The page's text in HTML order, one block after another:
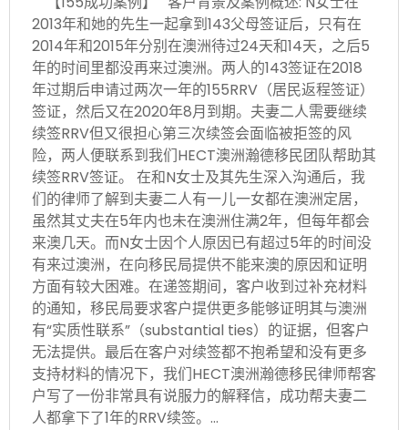
2013年和她的先生一起拿到143父母签证后，只有在
2014年和2015年分别在澳洲待过24天和14天，之后5
年的时间里都没再来过澳洲。两人的143签证在2018
年过期后申请过两次一年的155RRV（居民返程签证）
签证，然后又在2020年8月到期。夫妻二人需要继续
续签RRV但又很担心第三次续签会面临被拒签的风
险，两人便联系到我们HECT澳洲瀚德移民团队帮助其
续签RRV签证。 在和N女士及其先生深入沟通后，我
们的律师了解到夫妻二人有一儿一女都在澳洲定居，
虽然其丈夫在5年内也未在澳洲住满2年，但每年都会
来澳几天。而N女士因个人原因已有超过5年的时间没
有来过澳洲，在向移民局提供不能来澳的原因和证明
方面有较大困难。在递签期间，客户收到过补充材料
的通知，移民局要求客户提供更多能够证明其与澳洲
有“实质性联系”（substantial ties）的证据，但客户
无法提供。最后在客户对续签都不抱希望和没有更多
支持材料的情况下，我们HECT澳洲瀚德移民律师帮客
户写了一份非常具有说服力的解释信，成功帮夫妻二
人都拿下了1年的RRV续签。…